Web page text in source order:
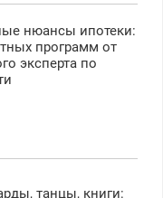
нюансы ипотеки:
программ от
эксперта по
танцы, книги: